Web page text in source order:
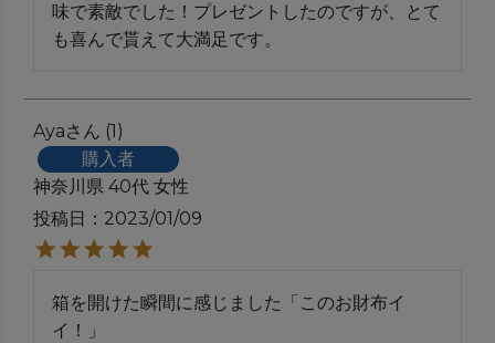
味で素敵でした！プレゼントしたのですが、とて
も喜んで貰えて大満足です。
Aya
1
購入者
神奈川県 40代 女性
投稿日
2023/01/09
箱を開けた瞬間に感じました「このお財布イ
イ！」